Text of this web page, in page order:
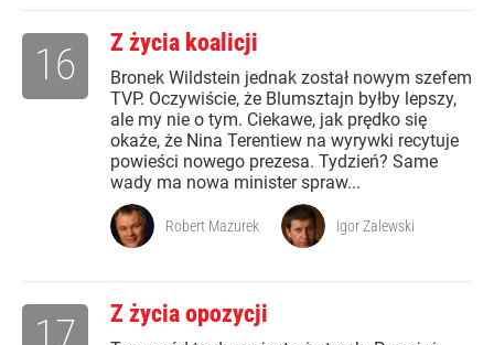
Z życia koalicji
Bronek Wildstein jednak został nowym szefem
TVP. Oczywiście, że Blumsztajn byłby lepszy,
ale my nie o tym. Ciekawe, jak prędko się
okaże, że Nina Terentiew na wyrywki recytuje
powieści nowego prezesa. Tydzień? Same
wady ma nowa minister spraw...
16
Robert Mazurek Igor Zalewski
Z życia opozycji